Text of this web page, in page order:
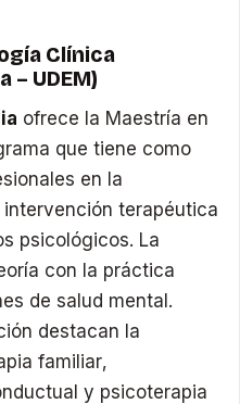
Clínica
– UDEM)
ofrece la Maestría en
que tiene como
en la
terapéutica
psicológicos. La
con la práctica
de salud mental.
destacan la
familiar,
y psicoterapia